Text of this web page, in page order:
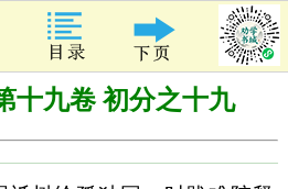
十九卷 初分之十九